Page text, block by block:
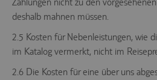
deshalb mahnen müssen.
2.5 Kosten für Nebenleistungen, wie
im Katalog vermerkt, nicht im
2.6 Die Kosten für eine über uns